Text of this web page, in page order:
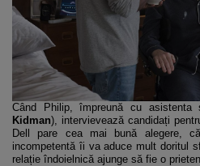
Când Philip, împreună cu asistenta
Kidman), intervievează candidați
Dell pare cea mai bună alegere,
incompetentă îi va aduce mult doritul
relație îndoielnică ajunge să fie o